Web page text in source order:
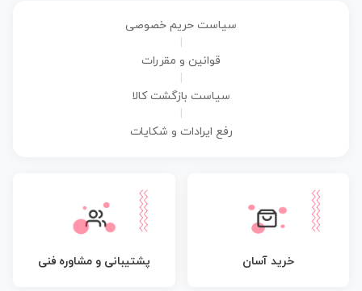
سیاست حریم خصوصی
قوانین و مقررات
سیاست بازگشت کالا
رفع ایرادات و شکایات
خرید آسان پشتیبانی و مشاوره فنی